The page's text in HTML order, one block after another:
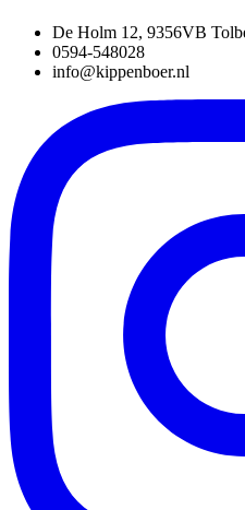
De Holm 12, 9356VB
0594-548028
info@kippenboer.nl